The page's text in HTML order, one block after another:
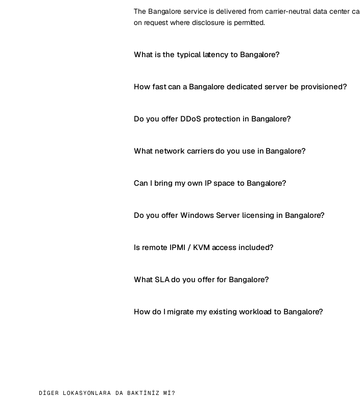
The Bangalore service is delivered from carrier-neutral data center
on request where disclosure is permitted.
What is the typical latency to Bangalore?
How fast can a Bangalore dedicated server be provisioned?
Do you offer DDoS protection in Bangalore?
What network carriers do you use in Bangalore?
Can I bring my own IP space to Bangalore?
Do you offer Windows Server licensing in Bangalore?
Is remote IPMI / KVM access included?
What SLA do you offer for Bangalore?
How do I migrate my existing workload to Bangalore?
DIGER LOKASYONLARA DA BAKTINIZ MI?